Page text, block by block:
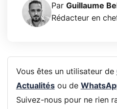
Par Guillaume
Rédacteur en
Vous êtes un utilisateur de
Actualitésou de
Suivez-nous pour ne rien